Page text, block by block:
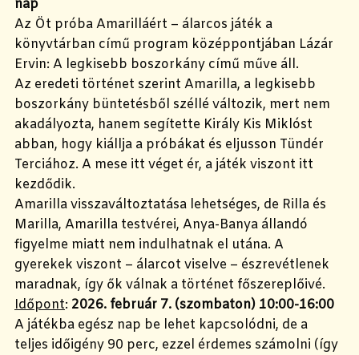
nap
Az Öt próba Amarilláért – álarcos játék a
könyvtárban című program középpontjában Lázár
Ervin: A legkisebb boszorkány című műve áll.
Az eredeti történet szerint Amarilla, a legkisebb
boszorkány büntetésből széllé változik, mert nem
akadályozta, hanem segítette Király Kis Miklóst
abban, hogy kiállja a próbákat és eljusson Tündér
Terciához. A mese itt véget ér, a játék viszont itt
kezdődik.
Amarilla visszaváltoztatása lehetséges, de Rilla és
Marilla, Amarilla testvérei, Anya-Banya állandó
figyelme miatt nem indulhatnak el utána. A
gyerekek viszont – álarcot viselve – észrevétlenek
maradnak, így ők válnak a történet főszereplőivé.
Időpont: 2026. február 7. (szombaton) 10:00-16:00
A játékba egész nap be lehet kapcsolódni, de a
teljes időigény 90 perc, ezzel érdemes számolni (így